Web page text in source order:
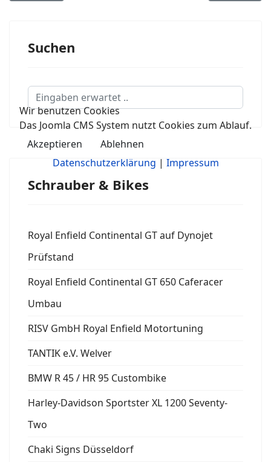
Suchen
Suchen...
Schrauber & Bikes
Royal Enfield Continental GT auf Dynojet
Prüfstand
Royal Enfield Continental GT 650 Caferacer
Umbau
RISV GmbH Royal Enfield Motortuning
TANTIK e.V. Welver
BMW R 45 / HR 95 Custombike
Harley-Davidson Sportster XL 1200 Seventy-
Two
Chaki Signs Düsseldorf
Wir benutzen Cookies
Das Joomla CMS System nutzt Cookies zum Ablauf.
Akzeptieren
Ablehnen
Datenschutzerklärung | Impressum